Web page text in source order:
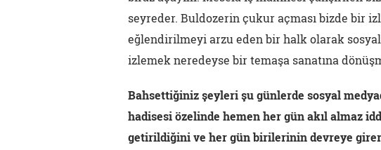
seyreder. Buldozerin çukur açması bizde bir
eğlendirilmeyi arzu eden bir halk olarak
izlemek neredeyse bir temaşa sanatına
Bahsettiğiniz şeyleri şu günlerde sosyal
hadisesi özelinde hemen her gün akıl almaz
getirildiğini ve her gün birilerinin devreye